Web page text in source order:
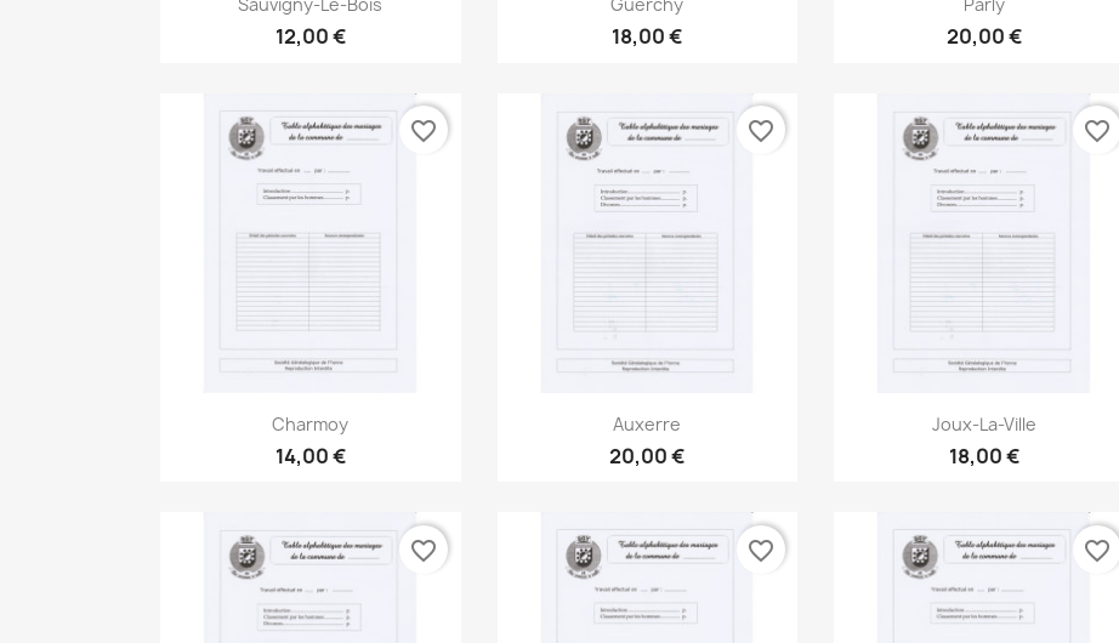
Sauvigny-Le-Bois
12,00 €
Guerchy
18,00 €
Parly
20,00 €
Aperçu rapide
Charmoy
14,00 €
favorite_border
Aperçu rapide
Auxerre
20,00 €
favorite_border
Aperçu rapide
Joux-La-Ville
18,00 €
favorite_border
favorite_border favorite_border favorite_border